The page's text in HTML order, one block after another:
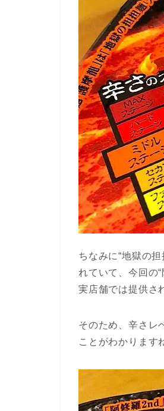
ちなみに“地獄の
れていて、今回の
実店舗では提供さ
そのため、辛さレ
ことがわかります